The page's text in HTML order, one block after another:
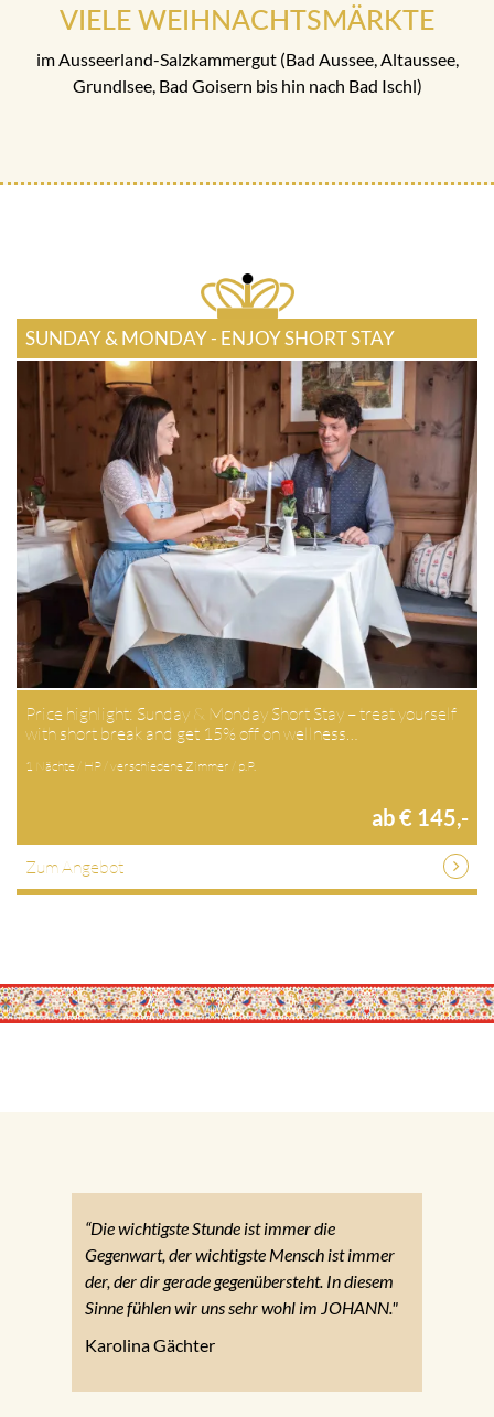
VIELE WEIHNACHTSMÄRKTE
im Ausseerland-Salzkammergut (Bad Aussee, Altaussee,
Grundlsee, Bad Goisern bis hin nach Bad Ischl)
SUNDAY & MONDAY - ENJOY SHORT STAY
Price highlight: Sunday & Monday Short Stay – treat yourself
with short break and get 15% off on wellness…
1 Nächte / HP / verschiedene Zimmer / p.P.
ab € 145,-
Zum Angebot
“Die wichtigste Stunde ist immer die
Gegenwart, der wichtigste Mensch ist immer
der, der dir gerade gegenübersteht. In diesem
Sinne fühlen wir uns sehr wohl im JOHANN."
Karolina Gächter